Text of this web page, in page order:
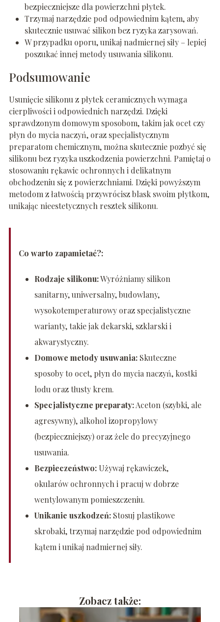
bezpieczniejsze dla powierzchni płytek.
Trzymaj narzędzie pod odpowiednim kątem, aby
skutecznie usuwać silikon bez ryzyka zarysowań.
W przypadku oporu, unikaj nadmiernej siły – lepiej
poszukać innej metody usuwania silikonu.
Podsumowanie
Usunięcie silikonu z płytek ceramicznych wymaga
cierpliwości i odpowiednich narzędzi. Dzięki
sprawdzonym domowym sposobom, takim jak ocet czy
płyn do mycia naczyń, oraz specjalistycznym
preparatom chemicznym, można skutecznie pozbyć się
silikonu bez ryzyka uszkodzenia powierzchni. Pamiętaj o
stosowaniu rękawic ochronnych i delikatnym
obchodzeniu się z powierzchniami. Dzięki powyższym
metodom z łatwością przywrócisz blask swoim płytkom,
unikając nieestetycznych resztek silikonu.
Co warto zapamietać?:
Rodzaje silikonu:Wyróżniamy silikon
sanitarny, uniwersalny, budowlany,
wysokotemperaturowy oraz specjalistyczne
warianty, takie jak dekarski, szklarski i
akwarystyczny.
Domowe metody usuwania:Skuteczne
sposoby to ocet, płyn do mycia naczyń, kostki
lodu oraz tłusty krem.
Specjalistyczne preparaty:Aceton (szybki, ale
agresywny), alkohol izopropylowy
(bezpieczniejszy) oraz żele do precyzyjnego
usuwania.
Bezpieczeństwo:Używaj rękawiczek,
okularów ochronnych i pracuj w dobrze
wentylowanym pomieszczeniu.
Unikanie uszkodzeń:Stosuj plastikowe
skrobaki, trzymaj narzędzie pod odpowiednim
kątem i unikaj nadmiernej siły.
Zobacz także: